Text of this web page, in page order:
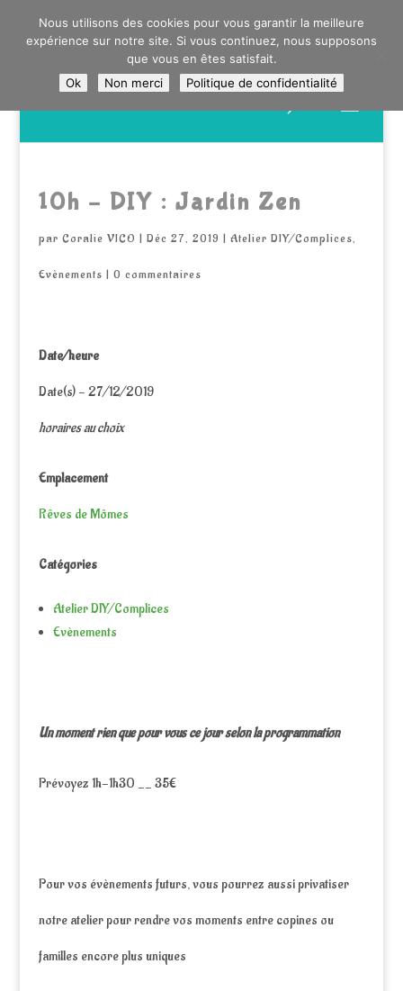
0603176412 - RDV CHEZ SO WATT À SAINT ANDRÉ OU
DANS LA MÉTROPOLE LILLOISE
CRAIENCO@GMAIL.COM
produits
10h – DIY : Jardin Zen
par Coralie VICO | Déc 27, 2019 | Atelier DIY/Complices,
Evènements | 0 commentaires
Date/heure
Date(s) - 27/12/2019
horaires au choix
Emplacement
Rêves de Mômes
Catégories
Atelier DIY/Complices
Evènements
Un moment rien que pour vous ce jour selon la programmation
Prévoyez 1h-1h30 __ 35€
Pour vos évènements futurs, vous pourrez aussi privatiser
notre atelier pour rendre vos moments entre copines ou
familles encore plus uniques
Nous utilisons des cookies pour vous garantir la meilleure
expérience sur notre site. Si vous continuez, nous supposons
que vous en êtes satisfait.
Ok
Non merci Politique de confidentialité